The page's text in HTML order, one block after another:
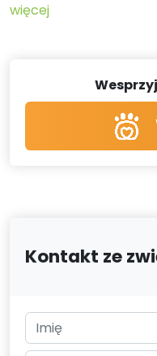
więcej
Kontakt ze